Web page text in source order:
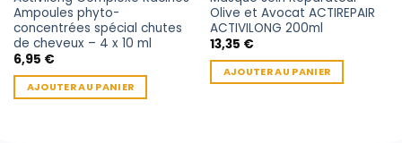
Ampoules phyto-
concentrées spécial chutes
de cheveux – 4 x 10 ml
6,95 €
AJOUTER AU PANIER
Olive et Avocat ACTIREPAIR
ACTIVILONG 200ml
13,35 €
AJOUTER AU PANIER